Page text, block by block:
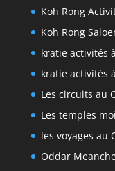
Koh Rong
Koh Rong
kratie activités
kratie activités
Les circuits au
Les temples
les voyages au
Oddar